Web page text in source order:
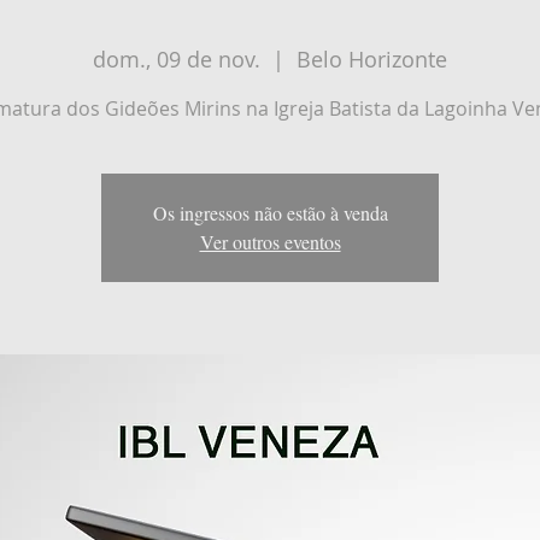
dom., 09 de nov.
  |
Belo Horizonte
dos Gideões Mirins na Igreja Batista da Lagoinha
Os ingressos não estão à venda
Ver outros eventos